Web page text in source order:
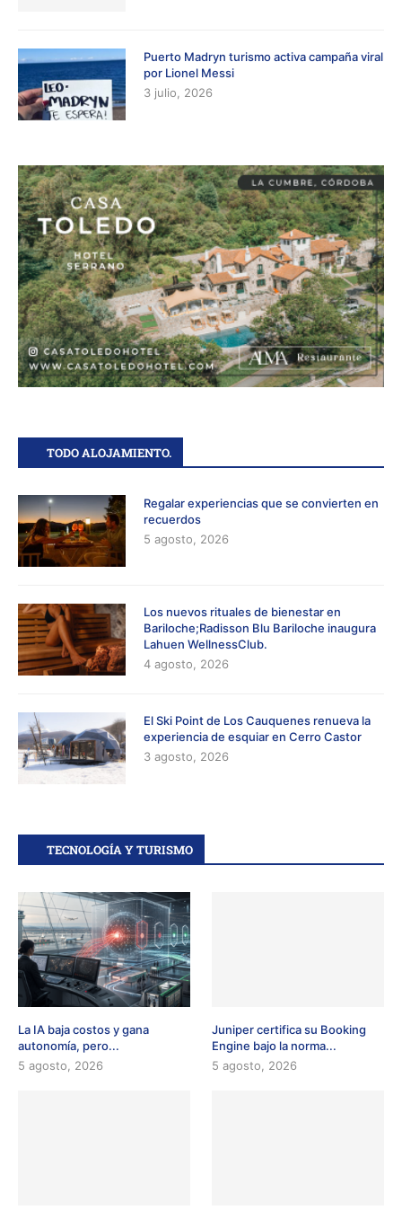
Puerto Madryn turismo activa campaña viral
por Lionel Messi
3 julio, 2026
TODO ALOJAMIENTO.
Regalar experiencias que se convierten en
recuerdos
5 agosto, 2026
Los nuevos rituales de bienestar en
Bariloche;Radisson Blu Bariloche inaugura
Lahuen WellnessClub.
4 agosto, 2026
El Ski Point de Los Cauquenes renueva la
experiencia de esquiar en Cerro Castor
3 agosto, 2026
TECNOLOGÍA Y TURISMO
La IA baja costos y gana
autonomía, pero...
5 agosto, 2026
Juniper certifica su Booking
Engine bajo la norma...
5 agosto, 2026